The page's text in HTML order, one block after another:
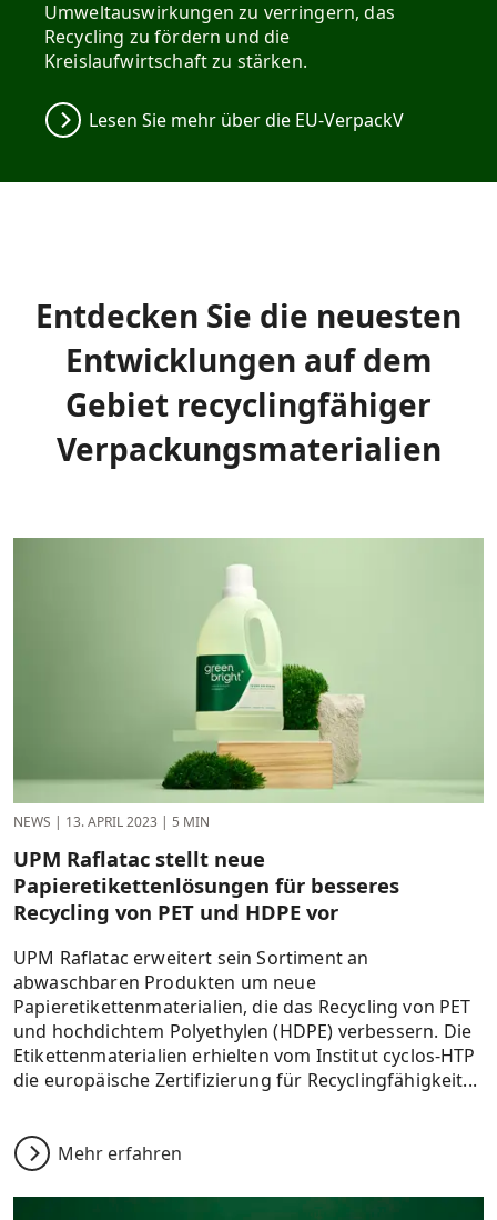
Umweltauswirkungen zu verringern, das
Recycling zu fördern und die
Kreislaufwirtschaft zu stärken.
Lesen Sie mehr über die EU-VerpackV
Entdecken Sie die neuesten
Entwicklungen auf dem
Gebiet recyclingfähiger
Verpackungsmaterialien
NEWS | 13. APRIL 2023 | 5 MIN
UPM Raflatac stellt neue
Papieretikettenlösungen für besseres
Recycling von PET und HDPE vor
UPM Raflatac erweitert sein Sortiment an
abwaschbaren Produkten um neue
Papieretikettenmaterialien, die das Recycling von PET
und hochdichtem Polyethylen (HDPE) verbessern. Die
Etikettenmaterialien erhielten vom Institut cyclos-HTP
die europäische Zertifizierung für Recyclingfähigkeit...
Mehr erfahren